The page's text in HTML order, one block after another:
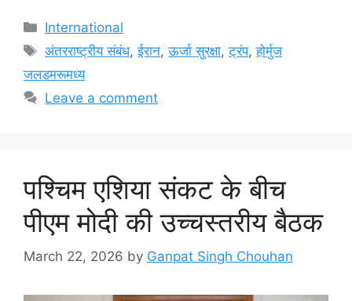
Categories
International
Tags
अंतरराष्ट्रीय संबंध,ईरान,ऊर्जा सुरक्षा,ट्रंप,होर्मुज
जलडमरूमध्य
Leave a comment
पश्चिम एशिया संकट के बीच
पीएम मोदी की उच्चस्तरीय बैठक
March 22, 2026 by Ganpat Singh Chouhan